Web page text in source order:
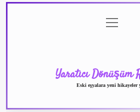
menüyü
aç
Yaratıcı Dönüşüm
Eski eşyalara yeni hikayeler